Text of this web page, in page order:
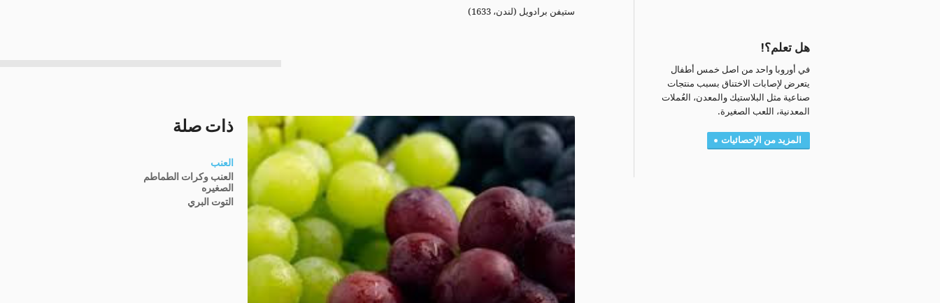
ستيفن برادويل (لندن، 1633)
ذات صلة
العنب
العنب وكرات الطماطم
الصغيره
التوت البري
هل تعلم؟!
في أوروبا واحد من اصل خمس أطفال
يتعرض لإصابات الاختناق بسبب منتجات
صناعية مثل البلاستيك والمعدن، العُملات
المعدنية، اللعب الصغيرة.
المزيد من الإحصائيات